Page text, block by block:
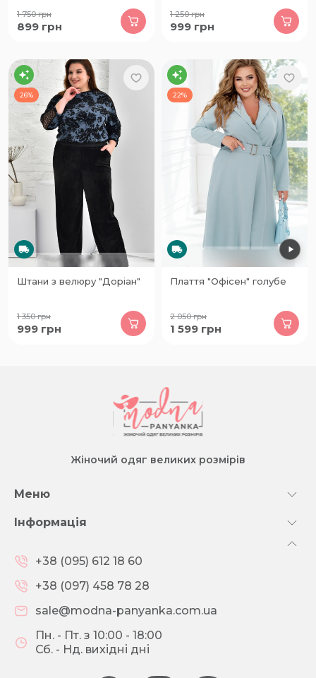
1 750грн
899 грн
1 250грн
999 грн
26%
Штани з велюру "Доріан"
1 350грн
999 грн
22%
Плаття "Офісен" голубе
2 050грн
1 599 грн
Жіночий одяг великих розмірів
Меню
Інформація
+38 (095) 612 18 60
+38 (097) 458 78 28
sale@modna-panyanka.com.ua
Пн. - Пт. з 10:00 - 18:00
Сб. - Нд. вихідні дні